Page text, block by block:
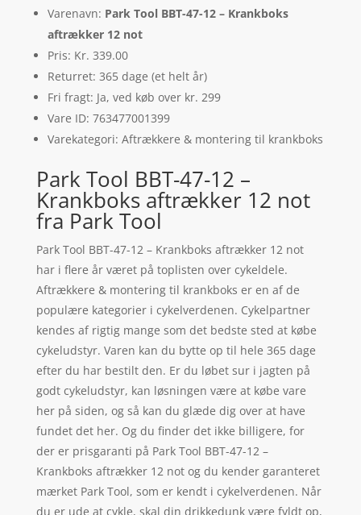
Varenavn: Park Tool BBT-47-12 – Krankboks
aftrækker 12 not
Pris: Kr. 339.00
Returret: 365 dage (et helt år)
Fri fragt: Ja, ved køb over kr. 299
Vare ID: 763477001399
Varekategori: Aftrækkere & montering til krankboks
Park Tool BBT-47-12 –
Krankboks aftrækker 12 not
fra Park Tool
Park Tool BBT-47-12 – Krankboks aftrækker 12 not
har i flere år været på toplisten over cykeldele.
Aftrækkere & montering til krankboks er en af de
populære kategorier i cykelverdenen. Cykelpartner
kendes af rigtig mange som det bedste sted at købe
cykeludstyr. Varen kan du bytte op til hele 365 dage
efter du har bestilt den. Er du løbet sur i jagten på
godt cykeludstyr, kan løsningen være at købe vare
her på siden, og så kan du glæde dig over at have
fundet det her. Og du finder det ikke billigere, for
der er prisgaranti på Park Tool BBT-47-12 –
Krankboks aftrækker 12 not og du kender garanteret
mærket Park Tool, som er kendt i cykelverdenen. Når
du er ude at cykle, skal din drikkedunk være fyldt op,